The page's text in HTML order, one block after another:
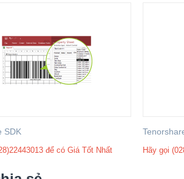
SDK
để có Giá Tốt Nhất Hãy gọi